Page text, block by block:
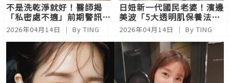
不是洗乾淨就好！醫師揭
「私密處不適」前期警訊：
這習慣不改，噴再多香水也
沒用
2026年04月14日 ｜ By TING
日妞新一代國民老婆！濱邊
美波「5大透明肌保養法」
曝光，五層乳液擦法太狂
2026年04月14日 ｜ By TING